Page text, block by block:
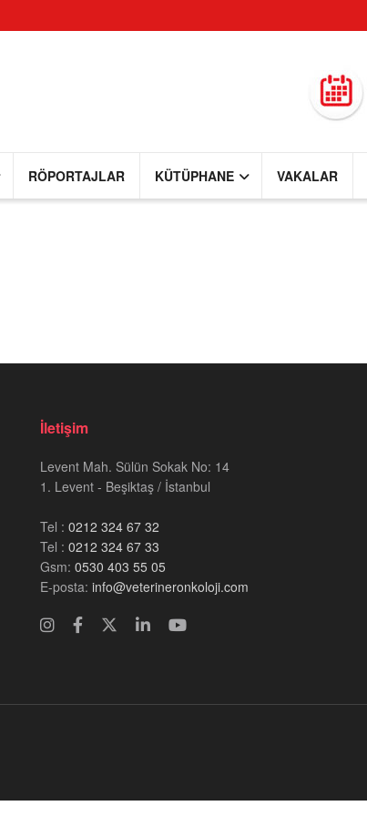
RÖPORTAJLAR KÜTÜPHANE VAKALAR
İletişim
Levent Mah. Sülün Sokak No: 14
1. Levent - Beşiktaş / İstanbul
Tel : 0212 324 67 32
Tel : 0212 324 67 33
Gsm: 0530 403 55 05
E-posta: info@veterineronkoloji.com